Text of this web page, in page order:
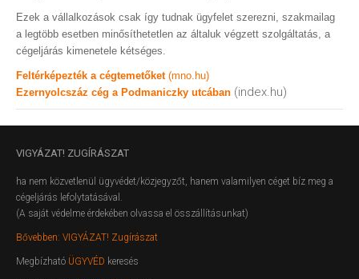
Ezek a vállalkozások csak így tudnak ügyfelet szerezni, szakmailag
a legtöbb esetben minősíthetetlen az általuk végzett szolgáltatás, a
cégeljárás kimenetele kétséges.
Feltérképezték a cégtemetőket (mno.hu)
Ezernyolcszáz cég a Podmaniczky utcában (index.hu)
VIGYÁZAT! ZUGÍRÁSZAT
ha nem közvetlenül ügyvédet/közjegyzőt, hanem valamilyen céget bíz meg a
cégeljárás lefolytatásával.
(A saját védelme érdekében olvassa el összállításunkat)
Bővebben: VIGYÁZAT! Zugírászat
Megbízható ÜGYVÉD keresés